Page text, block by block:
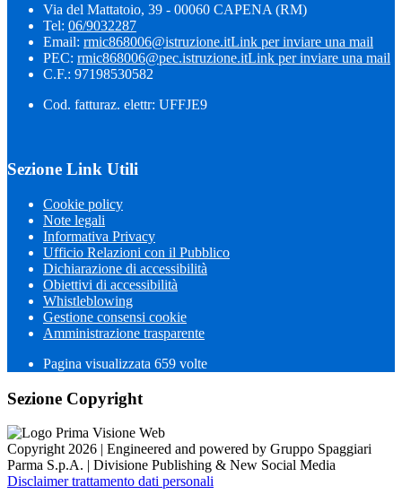
Via del Mattatoio, 39 - 00060 CAPENA (RM)
Tel: 06/9032287
Email: rmic868006@istruzione.itLink per inviare una mail
PEC: rmic868006@pec.istruzione.itLink per inviare una mail
C.F.: 97198530582
Cod. fatturaz. elettr: UFFJE9
Sezione Link Utili
Cookie policy
Note legali
Informativa Privacy
Ufficio Relazioni con il Pubblico
Dichiarazione di accessibilità
Obiettivi di accessibilità
Whistleblowing
Gestione consensi cookie
Amministrazione trasparente
Pagina visualizzata 659 volte
Sezione Copyright
Copyright 2026 | Engineered and powered by Gruppo Spaggiari
Parma S.p.A. | Divisione Publishing & New Social Media
Disclaimer trattamento dati personali